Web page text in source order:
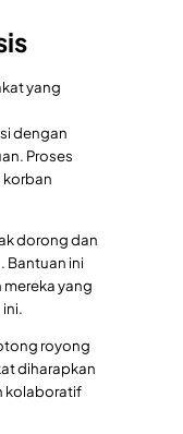
yang
dengan
Proses
korban
dorong dan
Bantuan ini
yang
royong
diharapkan
kolaboratif